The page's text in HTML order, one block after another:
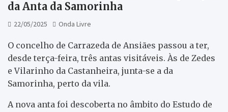
da Anta da Samorinha
22/05/2025 Onda Livre
O concelho de Carrazeda de Ansiães passou a ter,
desde terça-feira, três antas visitáveis. Às de Zedes
e Vilarinho da Castanheira, junta-se a da
Samorinha, perto da vila.
A nova anta foi descoberta no âmbito do Estudo de